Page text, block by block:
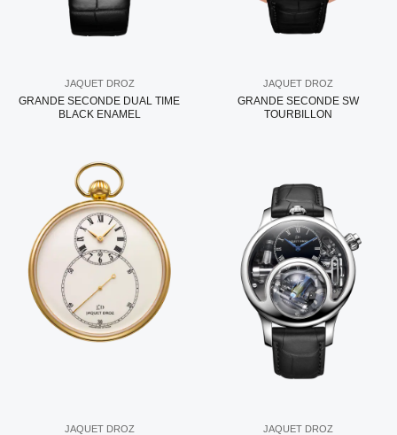
JAQUET DROZ
GRANDE SECONDE DUAL TIME
BLACK ENAMEL
JAQUET DROZ
GRANDE SECONDE SW
TOURBILLON
JAQUET DROZ JAQUET DROZ